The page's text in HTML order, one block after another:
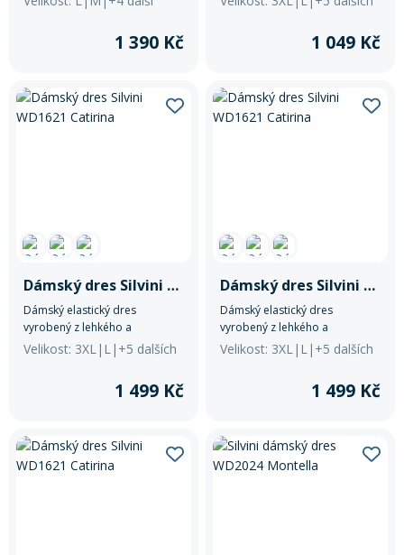
reflexními prvky, ideální pro
1 390 Kč
Light MESH. Dres má užší střih,
prodlouženém zadním dílu je
1 049 Kč
Dámský dres Silvini WD1621 Catirina
Dámský elastický dres
vyrobený z lehkého a
rychleschnoucího materiálu
Light MESH. Dres má užší střih,
prodlouženém zadním dílu je
Velikost: 3XL|L|+5 dalších
1 499 Kč
Dámský dres Silvini WD1621 Catirina
Dámský elastický dres
vyrobený z lehkého a
rychleschnoucího materiálu
Light MESH. Dres má užší střih,
prodlouženém zadním dílu je
Velikost: 3XL|L|+5 dalších
1 499 Kč